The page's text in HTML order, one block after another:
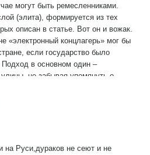
могут быть ремесленниками.
(элита), формируется из тех
описан в статье. Вот он и вожак.
«электронный концлагерь» мог бы
если государство было
Подход в основном один –
не забывая упомянуть о
Иными словами, надежд нет. Да,
результате выборов. Но
в них. Честно.
на Руси,дураков не сеют и не